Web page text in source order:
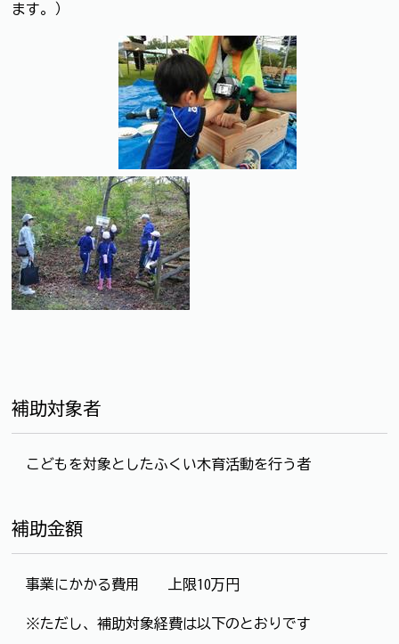
ます。）
補助対象者
こどもを対象としたふくい木育活動を行う者
補助金額
事業にかかる費用 上限10万円
※ただし、補助対象経費は以下のとおりです